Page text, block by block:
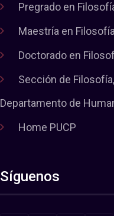
Pregrado en
Maestría en Filosofía
Doctorado en
Sección de Filosofía,
Departamento de
Home PUCP
Síguenos